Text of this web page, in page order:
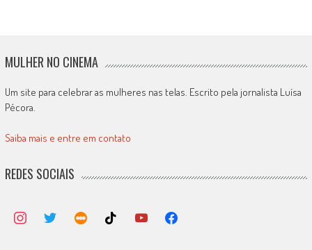
MULHER NO CINEMA
Um site para celebrar as mulheres nas telas. Escrito pela jornalista Luísa
Pécora.
Saiba mais e entre em contato
REDES SOCIAIS